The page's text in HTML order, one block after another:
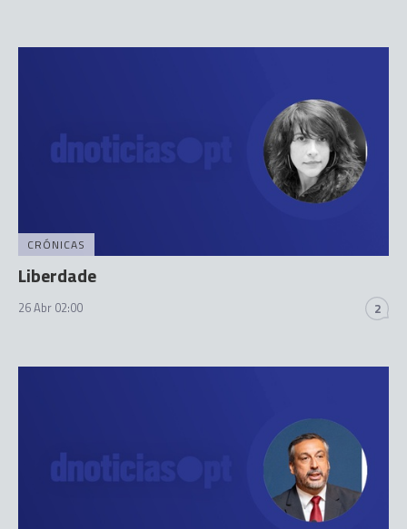
CRÓNICAS
Liberdade
26 Abr 02:00 2